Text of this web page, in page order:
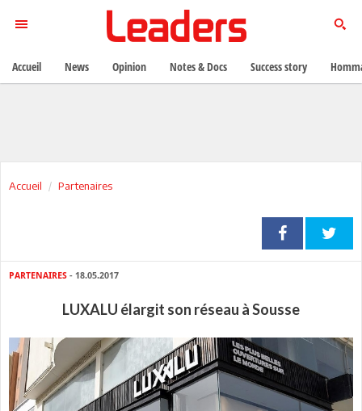
Accueil Partenaires
PARTENAIRES - 18.05.2017
LUXALU élargit son réseau à Sousse
Accueil News Opinion Notes & Docs Success story